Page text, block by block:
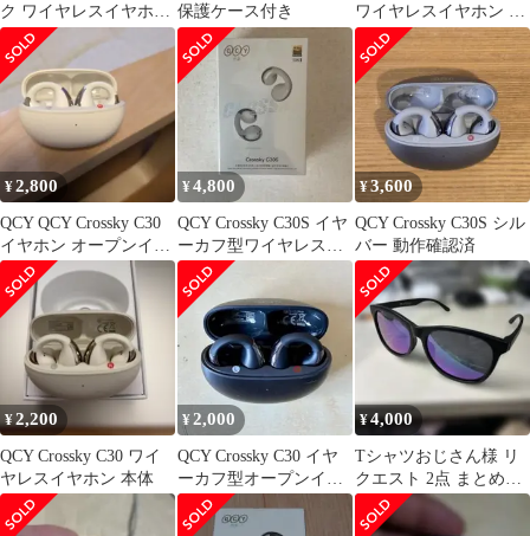
ク ワイヤレスイヤホン
付属品完備 ケース付
保護ケース付き
ワイヤレスイヤホン ケ
ースのみ
¥2,800
QCY QCY Crossky C30
イヤホン オープンイヤ
ー ワイヤレス
¥4,800
QCY Crossky C30S イヤ
ーカフ型ワイヤレスイ
ヤホン(新品未開封)
¥3,600
QCY Crossky C30S シル
バー 動作確認済
¥2,200
QCY Crossky C30 ワイ
ヤレスイヤホン 本体
¥2,000
QCY Crossky C30 イヤ
ーカフ型オープンイヤ
ーワイヤレスイヤホン
¥4,000
Tシャツおじさん様 リ
クエスト 2点 まとめ商
品